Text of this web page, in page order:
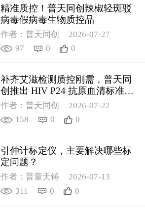
精准质控！普天同创辣椒轻斑驳
病毒假病毒生物质控品
作者：普天同创
2026-07-27
97
0 0
补齐艾滋检测质控刚需，普天同
创推出 HIV P24 抗原血清标准物
质
作者：普天同创
2026-07-22
158
0 0
引伸计标定仪，主要解决哪些标
定问题？
作者：普量天铸
2026-07-13
311
0 0